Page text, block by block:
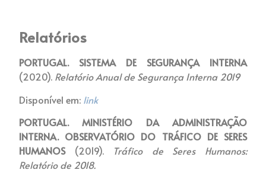
Relatórios
PORTUGAL. SISTEMA DE SEGURANÇA INTERNA
(2020). Relatório Anual de Segurança Interna 2019
Disponível em: link
PORTUGAL. MINISTÉRIO DA ADMINISTRAÇÃO
INTERNA. OBSERVATÓRIO DO TRÁFICO DE SERES
HUMANOS (2019).
Tráfico de Seres Humanos:
Relatório de 2018.